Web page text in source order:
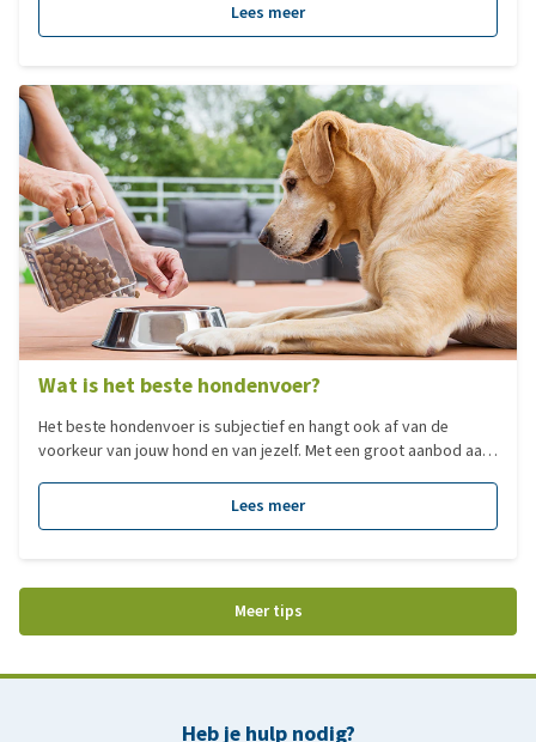
duiken we in de wereld van populaire hondenrassen, hun
karaktereigenschappen en waar je op moet letten bij het kiezen
Lees meer
Wat is het beste hondenvoer?
Het beste hondenvoer is subjectief en hangt ook af van de
voorkeur van jouw hond en van jezelf. Met een groot aanbod aan
gemaakt van de populairste voedingen per categorie!
Lees meer
Meer tips
Heb je hulp nodig?